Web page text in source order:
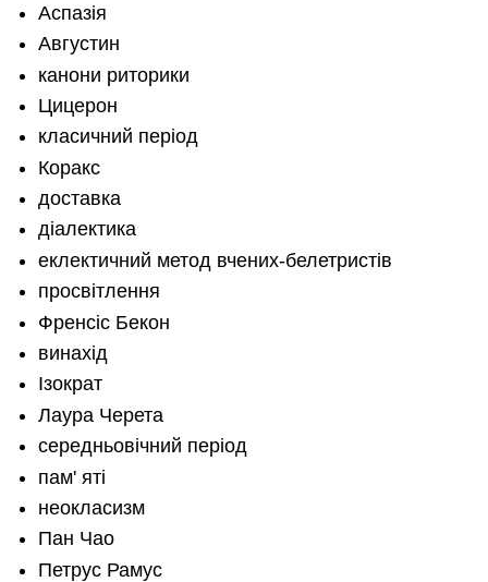
Аспазія
Августин
канони риторики
Цицерон
класичний період
Коракс
доставка
діалектика
еклектичний метод вчених-белетристів
просвітлення
Френсіс Бекон
винахід
Ізократ
Лаура Черета
середньовічний період
пам' яті
неокласизм
Пан Чао
Петрус Рамус